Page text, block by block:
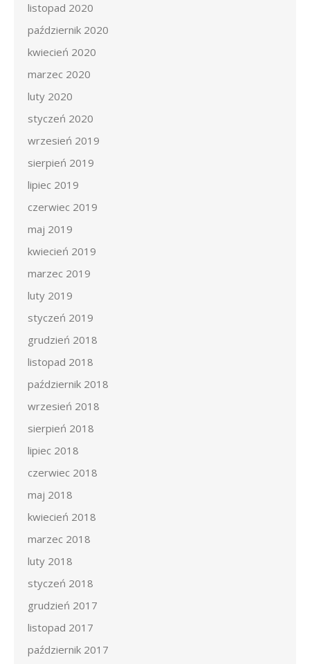
listopad 2020
październik 2020
kwiecień 2020
marzec 2020
luty 2020
styczeń 2020
wrzesień 2019
sierpień 2019
lipiec 2019
czerwiec 2019
maj 2019
kwiecień 2019
marzec 2019
luty 2019
styczeń 2019
grudzień 2018
listopad 2018
październik 2018
wrzesień 2018
sierpień 2018
lipiec 2018
czerwiec 2018
maj 2018
kwiecień 2018
marzec 2018
luty 2018
styczeń 2018
grudzień 2017
listopad 2017
październik 2017